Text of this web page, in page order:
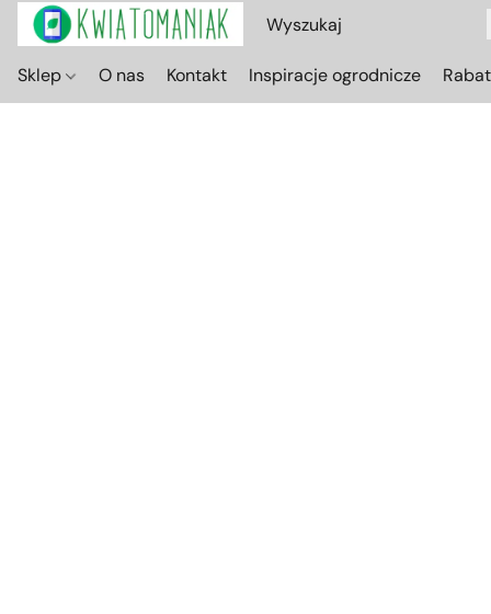
Sklep O nas Kontakt Inspiracje ogrodnicze